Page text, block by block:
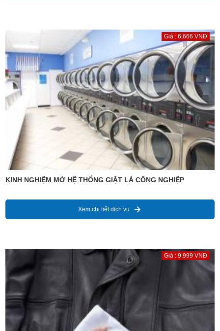
Giá : 6,666 VNĐ
KINH NGHIỆM MỞ HỆ THỐNG GIẶT LÀ CÔNG NGHIỆP
Xem chi tiết dịch vụ
Giá : 9,999 VNĐ